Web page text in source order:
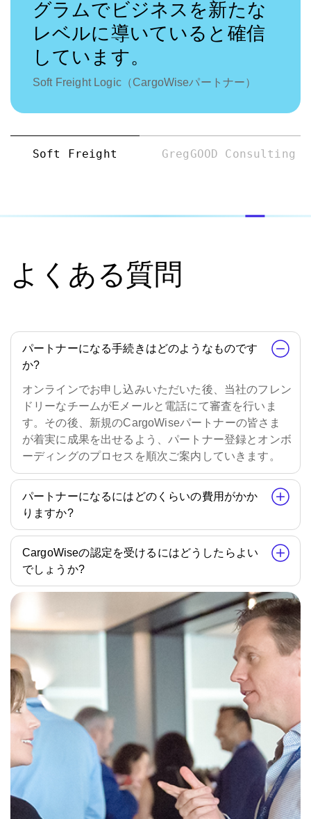
Soft Freight GregGOOD Consulting
グラムでビジネスを新たな
レベルに導いていると確信
しています。
Soft Freight Logic（CargoWiseパートナー）
よくある質問
パートナーになる手続きはどのようなものです
か?
オンラインでお申し込みいただいた後、当社のフレン
ドリーなチームがEメールと電話にて審査を行いま
す。その後、新規のCargoWiseパートナーの皆さま
が着実に成果を出せるよう、パートナー登録とオンボ
ーディングのプロセスを順次ご案内していきます。
パートナーになるにはどのくらいの費用がかか
りますか?
CargoWiseの認定を受けるにはどうしたらよい
でしょうか?